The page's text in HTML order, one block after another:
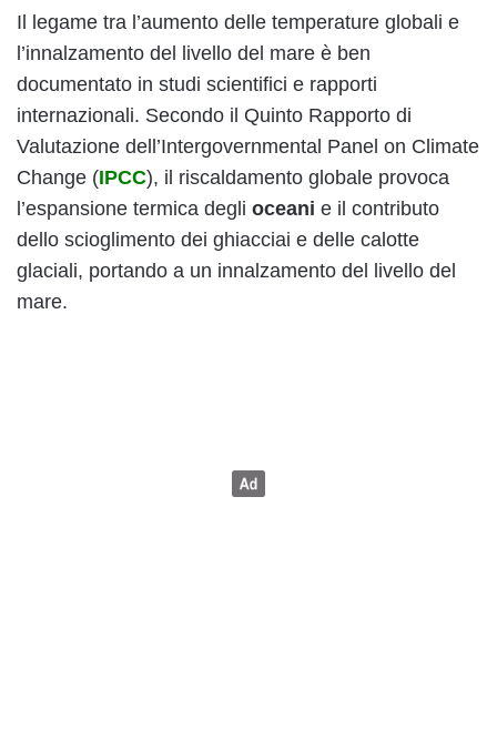
Il legame tra l’aumento delle temperature globali e
l’innalzamento del livello del mare è ben
documentato in studi scientifici e rapporti
internazionali. Secondo il Quinto Rapporto di
Valutazione dell’Intergovernmental Panel on Climate
Change (IPCC), il riscaldamento globale provoca
l’espansione termica degli oceani e il contributo
dello scioglimento dei ghiacciai e delle calotte
glaciali, portando a un innalzamento del livello del
mare.